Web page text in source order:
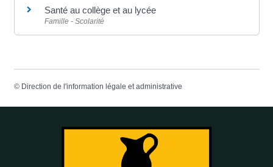
Santé au collège et au lycée
Famille - Scolarité
© Direction de l'information légale et administrative